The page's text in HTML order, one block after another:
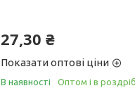
27,30 ₴
Показати оптові ціни
В наявності Оптом і в роздріб